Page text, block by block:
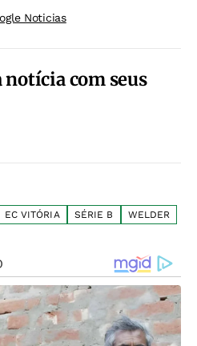
Noticias
com seus
EC VITÓRIA SÉRIE B WELDER